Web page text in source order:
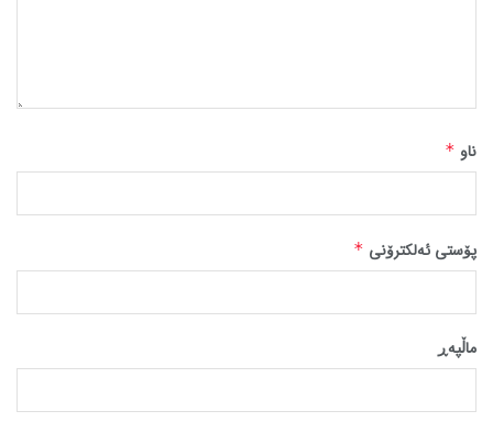
ناو *
پۆستی ئەلکترۆنی *
ماڵپه‌ڕ